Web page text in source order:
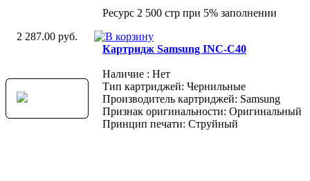
Ресурс 2 500 стр при 5% заполнении
2 287.00 руб.
Картридж Samsung INC-C40
Наличие : Нет
Тип картриджей: Чернильные
Производитель картриджей: Samsung
Признак оригинальности: Оригинальный
Принцип печати: Струйный